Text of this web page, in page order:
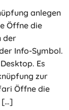
anlegen
Öffne die
der
Info-Symbol.
Es
zur
Öffne die
[…]